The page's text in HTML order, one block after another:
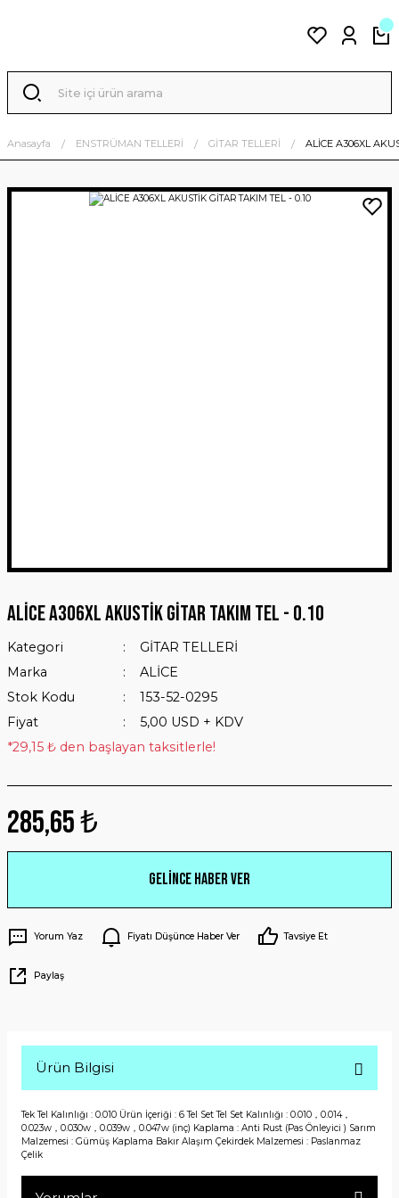
Anasayfa ENSTRÜMAN TELLERİ GİTAR TELLERİ ALİCE A306XL
ALİCE A306XL AKUSTİK GİTAR TAKIM TEL - 0.10
Kategori
GİTAR TELLERİ
Marka
ALİCE
Stok Kodu
153-52-0295
Fiyat
5,00 USD + KDV
*29,15 ₺ den başlayan taksitlerle!
285,65 ₺
Gelince Haber Ver
Yorum Yaz Fiyatı Düşünce Haber Ver Tavsiye Et
Paylaş
Ürün Bilgisi
Tek Tel Kalınlığı : 0.010 Ürün İçeriği : 6 Tel Set Tel Set Kalınlığı : 0.010，0.014，
0.023w，0.030w，0.039w，0.047w (inç) Kaplama : Anti Rust (Pas Önleyici ) Sarım
Malzemesi : Gümüş Kaplama Bakır Alaşım Çekirdek Malzemesi : Paslanmaz
Çelik